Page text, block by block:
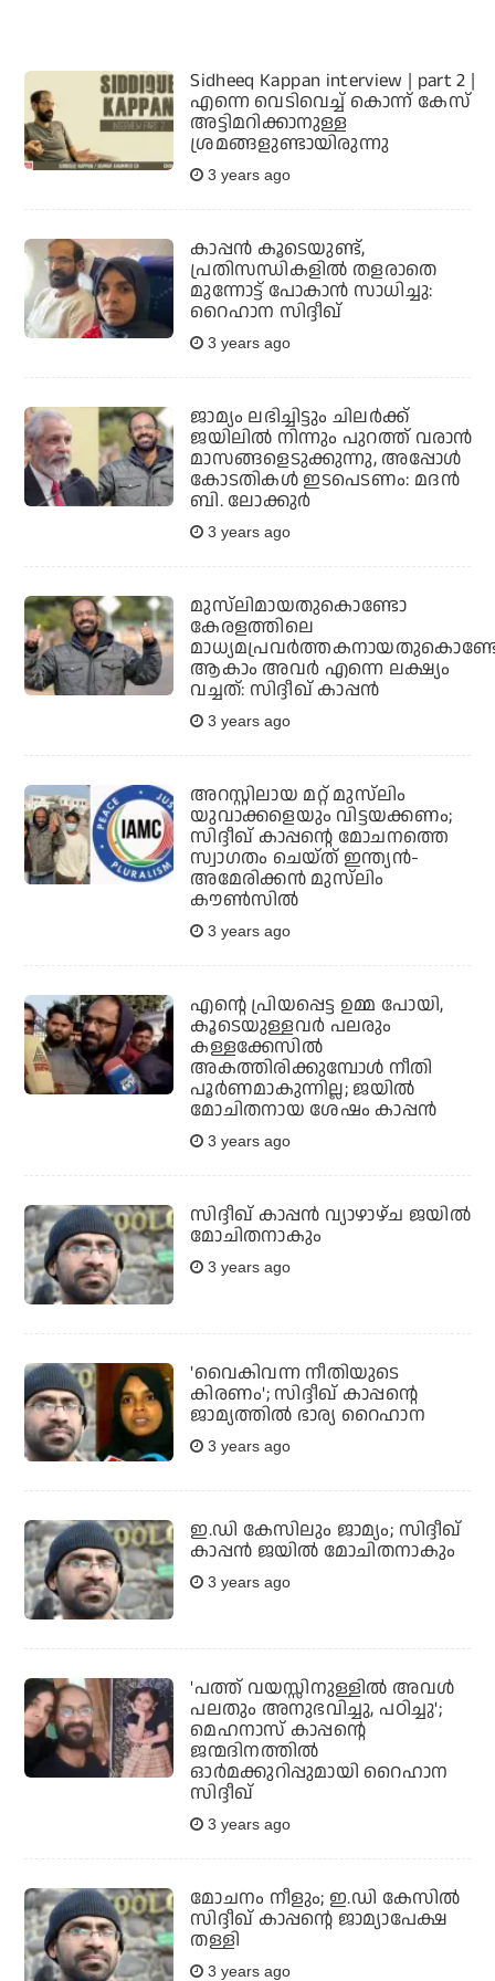
Sidheeq Kappan interview | part 2 |
എന്നെ വെടിവെച്ച് കൊന്ന് കേസ്
അട്ടിമറിക്കാനുള്ള
ശ്രമങ്ങളുണ്ടായിരുന്നു
3 years ago
കാപ്പന്‍ കൂടെയുണ്ട്,
പ്രതിസന്ധികളില്‍ തളരാതെ
മുന്നോട്ട് പോകാന്‍ സാധിച്ചു:
റൈഹാന സിദ്ദീഖ്
3 years ago
ജാമ്യം ലഭിച്ചിട്ടും ചിലര്‍ക്ക്
ജയിലില്‍ നിന്നും പുറത്ത് വരാന്‍
മാസങ്ങളെടുക്കുന്നു, അപ്പോള്‍
കോടതികള്‍ ഇടപെടണം: മദന്‍
ബി. ലോക്കുര്‍
3 years ago
മുസ്‌ലിമായതുകൊണ്ടോ
കേരളത്തിലെ
ആകാം അവർ എന്നെ ലക്ഷ്യം
വച്ചത്: സിദ്ദീഖ് കാപ്പൻ
3 years ago
അറസ്റ്റിലായ മറ്റ് മുസ്‌ലിം
യുവാക്കളെയും വിട്ടയക്കണം;
സിദ്ദീഖ് കാപ്പന്റെ മോചനത്തെ
സ്വാഗതം ചെയ്ത് ഇന്ത്യന്‍-
അമേരിക്കന്‍ മുസ്‌ലിം
കൗണ്‍സില്‍
3 years ago
എന്റെ പ്രിയപ്പെട്ട ഉമ്മ പോയി,
കൂടെയുള്ളവര്‍ പലരും
കള്ളക്കേസില്‍
അകത്തിരിക്കുമ്പോള്‍ നീതി
പൂര്‍ണമാകുന്നില്ല; ജയില്‍
മോചിതനായ ശേഷം കാപ്പന്‍
3 years ago
സിദ്ദീഖ് കാപ്പന്‍ വ്യാഴാഴ്ച ജയില്‍
മോചിതനാകും
3 years ago
'വൈകിവന്ന നീതിയുടെ
കിരണം'; സിദ്ദീഖ് കാപ്പന്റെ
ജാമ്യത്തില്‍ ഭാര്യ റൈഹാന
3 years ago
ഇ.ഡി കേസിലും ജാമ്യം; സിദ്ദീഖ്
കാപ്പന്‍ ജയില്‍ മോചിതനാകും
3 years ago
'പത്ത് വയസ്സിനുള്ളില്‍ അവള്‍
പലതും അനുഭവിച്ചു, പഠിച്ചു';
മെഹനാസ് കാപ്പന്റെ
ജന്മദിനത്തില്‍
ഓര്‍മക്കുറിപ്പുമായി റൈഹാന
സിദ്ദീഖ്
3 years ago
മോചനം നീളും; ഇ.ഡി കേസില്‍
സിദ്ദീഖ് കാപ്പന്റെ ജാമ്യാപേക്ഷ
തള്ളി
3 years ago